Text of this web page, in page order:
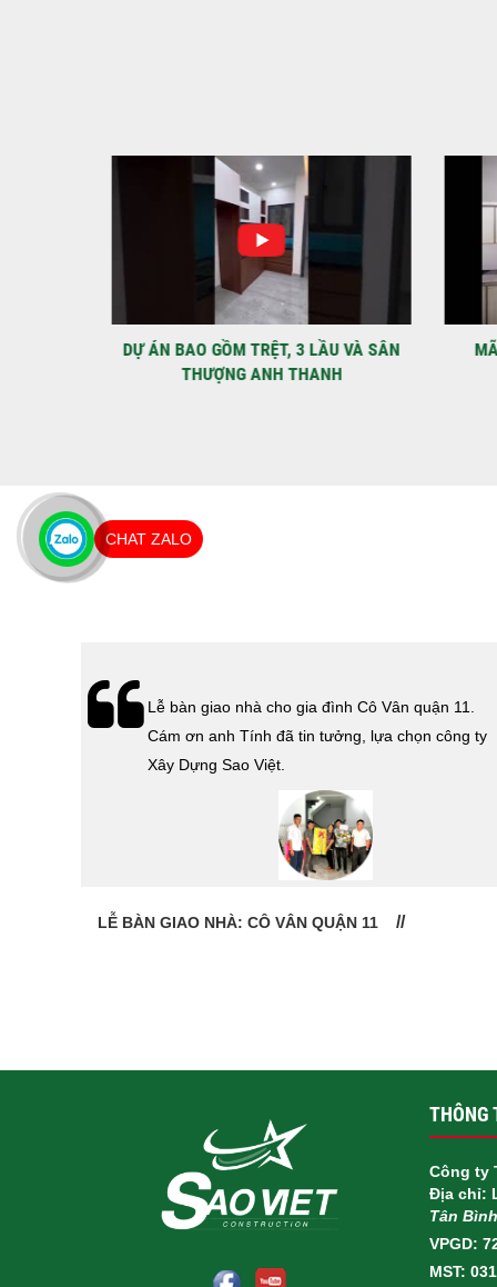
DỰ ÁN BAO GỒM TRỆT, 3 LẦU VÀ SÂN
THƯỢNG ANH THANH
Lễ bàn giao nhà cho gia đình Cô Vân quận 11.
Cám ơn anh Tính đã tin tưởng, lựa chọn công ty
Xây Dựng Sao Việt.
LỄ BÀN GIAO NHÀ: CÔ VÂN QUẬN 11
THÔNG
Công ty
Địa chỉ:
Tân
VPGD:
MST:
CHAT ZALO